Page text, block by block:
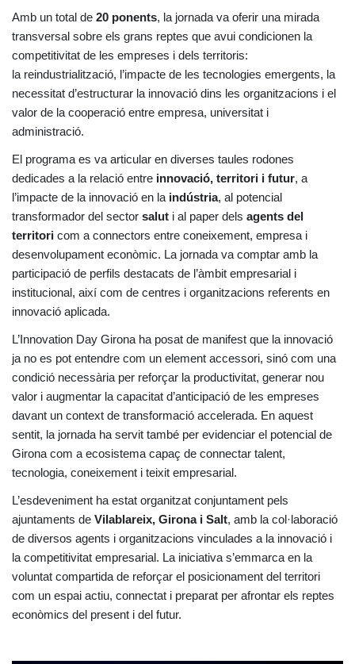
Amb un total de 20 ponents, la jornada va oferir una mirada
transversal sobre els grans reptes que avui condicionen la
competitivitat de les empreses i dels territoris:
la reindustrialització, l’impacte de les tecnologies emergents, la
necessitat d’estructurar la innovació dins les organitzacions i el
valor de la cooperació entre empresa, universitat i
administració.
El programa es va articular en diverses taules rodones
dedicades a la relació entre innovació, territori i futur, a
l’impacte de la innovació en la indústria, al potencial
transformador del sector salut i al paper dels agents del
territori com a connectors entre coneixement, empresa i
desenvolupament econòmic. La jornada va comptar amb la
participació de perfils destacats de l’àmbit empresarial i
institucional, així com de centres i organitzacions referents en
innovació aplicada.
L’Innovation Day Girona ha posat de manifest que la innovació
ja no es pot entendre com un element accessori, sinó com una
condició necessària per reforçar la productivitat, generar nou
valor i augmentar la capacitat d’anticipació de les empreses
davant un context de transformació accelerada. En aquest
sentit, la jornada ha servit també per evidenciar el potencial de
Girona com a ecosistema capaç de connectar talent,
tecnologia, coneixement i teixit empresarial.
L’esdeveniment ha estat organitzat conjuntament pels
ajuntaments de Vilablareix, Girona i Salt, amb la col·laboració
de diversos agents i organitzacions vinculades a la innovació i
la competitivitat empresarial. La iniciativa s’emmarca en la
voluntat compartida de reforçar el posicionament del territori
com un espai actiu, connectat i preparat per afrontar els reptes
econòmics del present i del futur.